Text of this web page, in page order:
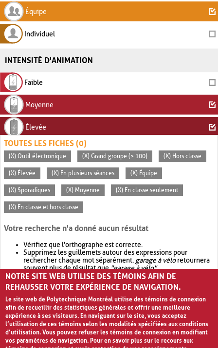
Équipe
Individuel
INTENSITÉ D'ANIMATION
Faible
Moyenne
Élevée
TOUTES LES FICHES (0)
(X) Outil électronique (X) Grand groupe (> 100) (X) Hors classe
(X) Élevée (X) En plusieurs séances (X) Équipe
(X) Sporadiques (X) Moyenne (X) En classe seulement
(X) En classe et hors classe
Votre recherche n'a donné aucun résultat
Vérifiez que l'orthographe est correcte.
Supprimez les guillemets autour des expressions pour
rechercher chaque mot séparément. garage à véloretournera
souvent plus de résultat que"garage à vélo".
Envisagez d'élargir votre recherche avec OR.garage OR vélo
retournera souvent plus de résultat quegarage à vélo
NOTRE SITE WEB UTILISE DES TÉMOINS AFIN DE
REHAUSSER VOTRE EXPÉRIENCE DE NAVIGATION.
Le site web de Polytechnique Montréal utilise des témoins de connexion
afin de recueillir des statistiques générales et offrir une meilleure
expérience à ses visiteurs. En naviguant sur le site, vous acceptez
l’utilisation de ces témoins selon les modalités spécifiées aux conditions
d’utilisation. Vous pouvez refuser les témoins de connexion en modifiant
vos paramètres de navigation. Pour en savoir plus sur le recours aux